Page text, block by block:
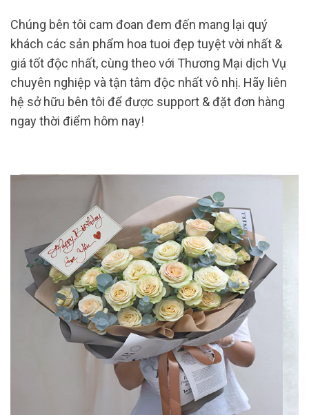
Chúng bên tôi cam đoan đem đến mang lại quý
khách các sản phẩm hoa tuoi đẹp tuyệt vời nhất &
giá tốt độc nhất, cùng theo với Thương Mại dịch Vụ
chuyên nghiệp và tận tâm độc nhất vô nhị. Hãy liên
hệ sở hữu bên tôi để được support & đặt đơn hàng
ngay thời điểm hôm nay!